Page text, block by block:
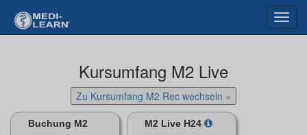
Menu
Kursumfang M2 Live
Zu Kursumfang M2 Rec wechseln »
Buchung M2 M2 Live H24